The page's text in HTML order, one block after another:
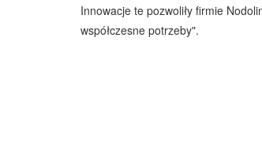
Innowacje te pozwoliły firmie
współczesne potrzeby".